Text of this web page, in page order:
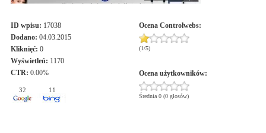
ID wpisu: 17038
Dodano: 04.03.2015
Kliknięć: 0
Wyświetleń: 1170
CTR: 0.00%
32 11
Ocena Controlwebs:
(1/5)
Ocena użytkowników:
Średnia 0 (0 głosów)